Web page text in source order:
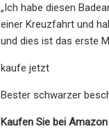
„Ich habe diesen
einer Kreuzfahrt und
und dies ist das erste
kaufe jetzt
Bester schwarzer
Kaufen Sie bei